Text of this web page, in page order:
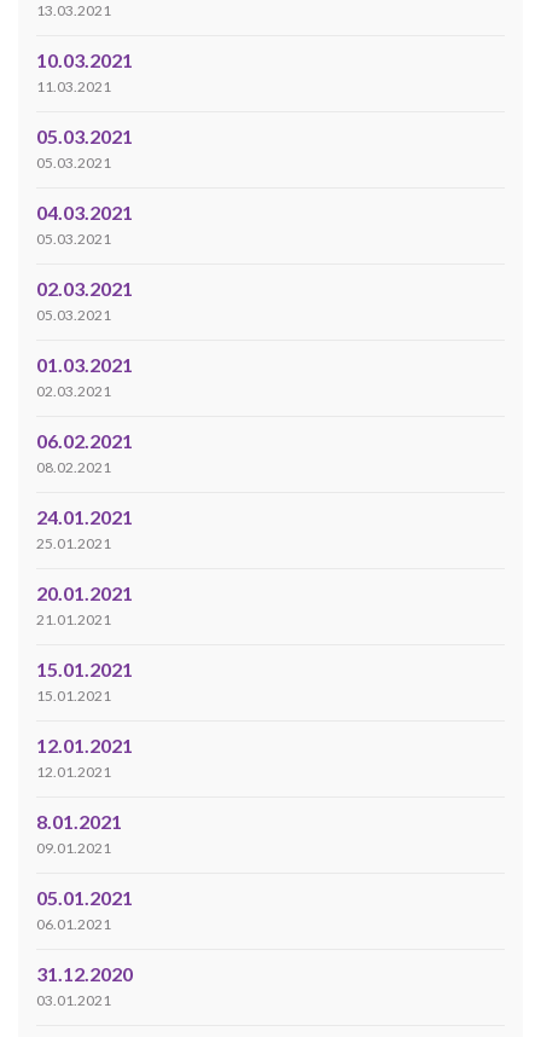
13.03.2021
10.03.2021
11.03.2021
05.03.2021
05.03.2021
04.03.2021
05.03.2021
02.03.2021
05.03.2021
01.03.2021
02.03.2021
06.02.2021
08.02.2021
24.01.2021
25.01.2021
20.01.2021
21.01.2021
15.01.2021
15.01.2021
12.01.2021
12.01.2021
8.01.2021
09.01.2021
05.01.2021
06.01.2021
31.12.2020
03.01.2021